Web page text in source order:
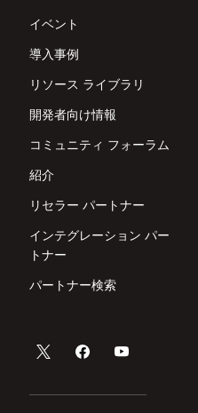
イベント
導入事例
リソース ライブラリ
開発者向け情報
コミュニティ フォーラム
紹介
リセラー パートナー
インテグレーション パー
トナー
パートナー検索